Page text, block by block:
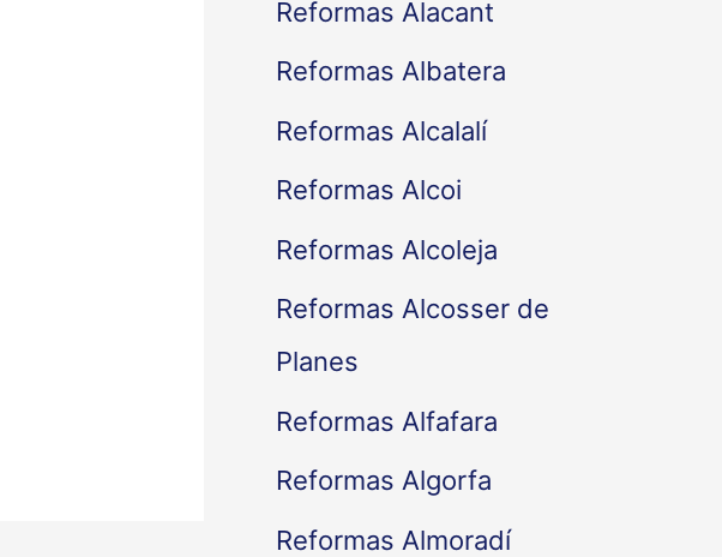
Reformas Alacant
Reformas Albatera
Reformas Alcalalí
Reformas Alcoi
Reformas Alcoleja
Reformas Alcosser de
Planes
Reformas Alfafara
Reformas Algorfa
Reformas Almoradí